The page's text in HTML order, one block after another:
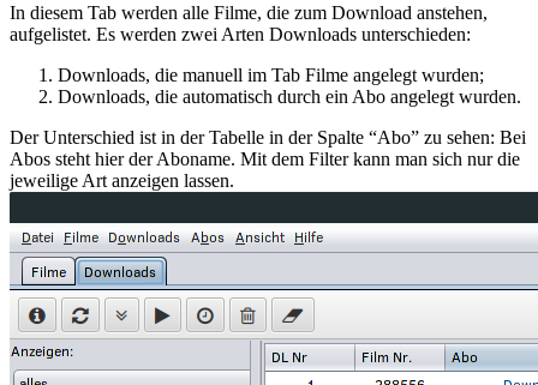
In diesem Tab werden alle Filme, die zum Download anstehen,
aufgelistet. Es werden zwei Arten Downloads unterschieden:
Downloads, die manuell im Tab Filme angelegt wurden;
Downloads, die automatisch durch ein Abo angelegt wurden.
Der Unterschied ist in der Tabelle in der Spalte “Abo” zu sehen: Bei
Abos steht hier der Aboname. Mit dem Filter kann man sich nur die
jeweilige Art anzeigen lassen.